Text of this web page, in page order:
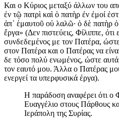
Και ο Κύριος μεταξύ άλλων του
ἐν τῷ πατρὶ καὶ ὁ πατὴρ ἐν ἐμοί
ἀπ᾿ ἑμαυτοῦ οὐ λαλῶ· ὁ δὲ πατὴρ ὁ
ἔργα» (Δεν πιστεύεις, Φίλιππε, ότι
συνδεδεμένος με τον Πατέρα,
στον Πατέρα και ο Πατέρας να
δε τόσο πολύ ενωμένος, ώστε
τον εαυτό μου. Άλλα ο Πατέρας
ενεργεί τα υπερφυσικά έργα).
Η παράδοση αναφέρει ότι ο
Ευαγγέλιο στους Πάρθους
Ιεράπολη της Συρίας.